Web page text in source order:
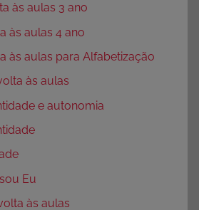
às aulas 3 ano
às aulas 4 ano
às aulas para Alfabetização
às aulas
e autonomia
Eu
às aulas